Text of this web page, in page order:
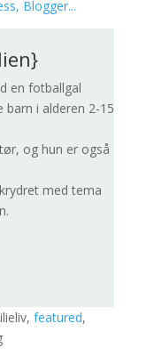
en fotballgal
i alderen 2-15
og hun er også
med tema
featured,